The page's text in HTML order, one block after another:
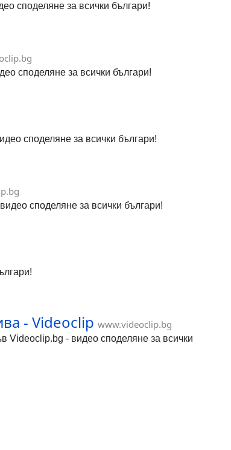
споделяне за всички българи!
споделяне за всички българи!
споделяне за всички българи!
споделяне за всички българи!
- Videoclip www.videoclip.bg
Videoclip.bg - видео споделяне за всички